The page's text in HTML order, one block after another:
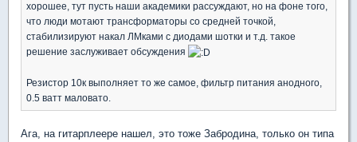
хорошее, тут пусть наши академики рассуждают, но на фоне того,
что люди мотают трансформаторы со средней точкой,
стабилизируют накал ЛМками с диодами шотки и т.д. такое
решение заслуживает обсуждения
Резистор 10к выполняет то же самое, фильтр питания анодного,
0.5 ватт маловато.
Ага, на гитарплеере нашел, это тоже Забродина, только он типа